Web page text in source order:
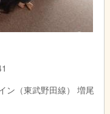
ン（東武野田線） 増尾